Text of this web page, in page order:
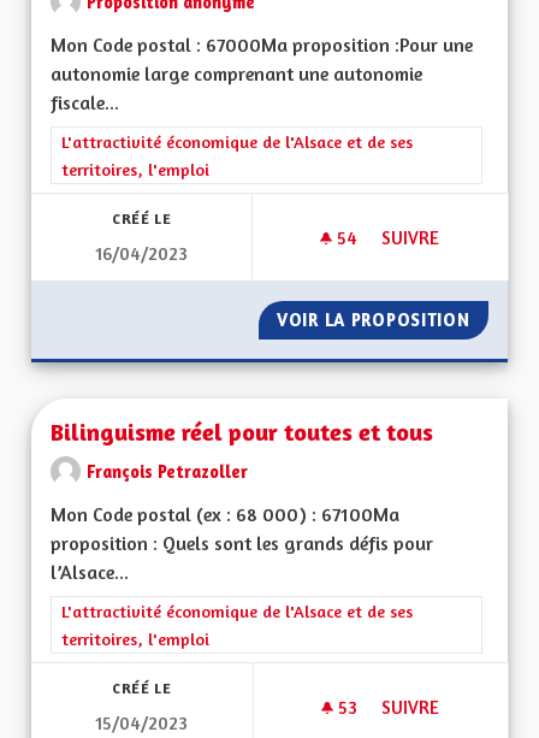
Mon Code postal : 67000Ma proposition :Pour une
autonomie large comprenant une autonomie
fiscale...
Filtrer les résultats de la catégorie : L'attractivité
L'attractivité économique de l'Alsace et de ses
territoires, l'emploi
CRÉÉ LE
16/04/2023
54 54 ABONNÉS
SUIVRE
VOIR LA PROPOSITION POUR
Bilinguisme réel pour toutes et tous
François Petrazoller
Mon Code postal (ex : 68 000) : 67100Ma
proposition : Quels sont les grands défis pour
l’Alsace...
Filtrer les résultats de la catégorie : L'attractivité
L'attractivité économique de l'Alsace et de ses
territoires, l'emploi
CRÉÉ LE
15/04/2023
53 53 ABONNÉS
SUIVRE